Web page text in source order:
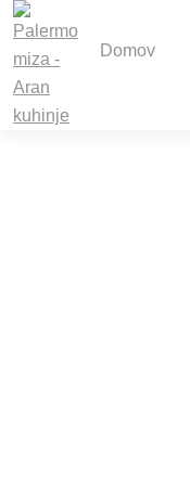
Domov